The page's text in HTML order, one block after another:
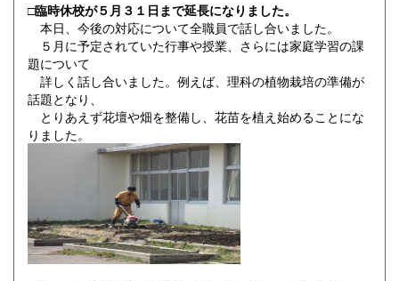
□臨時休校が５月３１日まで延長になりました。
本日、今後の対応について全職員で話し合いました。
５月に予定されていた行事や授業、さらには家庭学習の課
題について
詳しく話し合いました。例えば、理科の植物栽培の準備が
話題となり、
とりあえず花壇や畑を整備し、花苗を植え始めることにな
りました。